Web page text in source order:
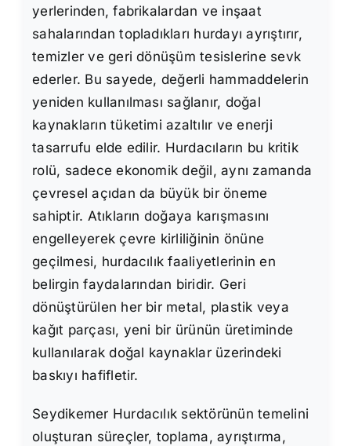
yerlerinden, fabrikalardan ve inşaat
sahalarından topladıkları hurdayı ayrıştırır,
temizler ve geri dönüşüm tesislerine sevk
ederler. Bu sayede, değerli hammaddelerin
yeniden kullanılması sağlanır, doğal
kaynakların tüketimi azaltılır ve enerji
tasarrufu elde edilir. Hurdacıların bu kritik
rolü, sadece ekonomik değil, aynı zamanda
çevresel açıdan da büyük bir öneme
sahiptir. Atıkların doğaya karışmasını
engelleyerek çevre kirliliğinin önüne
geçilmesi, hurdacılık faaliyetlerinin en
belirgin faydalarından biridir. Geri
dönüştürülen her bir metal, plastik veya
kağıt parçası, yeni bir ürünün üretiminde
kullanılarak doğal kaynaklar üzerindeki
baskıyı hafifletir.
Seydikemer Hurdacılık sektörünün temelini
oluşturan süreçler, toplama, ayrıştırma,